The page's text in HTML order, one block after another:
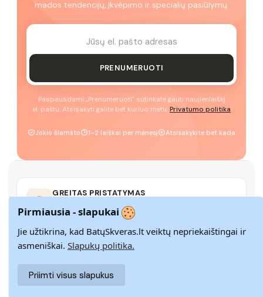
mados tendencijų, įkvėpimo ir specialių pasiūlymų.
PRENUMERUOTI
Paspausdami „Prenumeruoti" sutinkate gauti naujienlaiškį
el. paštu. Atsisakyti galite bet kuriuo metu. Privatumo politika
Jokio šlamšto 1–2 laiškai per mėnesį Atsisakykite bet kada
GREITAS PRISTATYMAS
14 DIENŲ GRĄŽINIMAS
Paprastas grąžinimas paštomatais su pinigų
grąžinimo garantija
Pirmiausia - slapukai
Jie užtikrina, kad BatųSkveras.lt veiktų nepriekaištingai ir
asmeniškai. Slapukų politika.
Priimti visus slapukus